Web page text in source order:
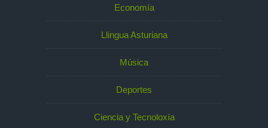
Economía
Llingua Asturiana
Música
Deportes
Ciencia y Tecnoloxía